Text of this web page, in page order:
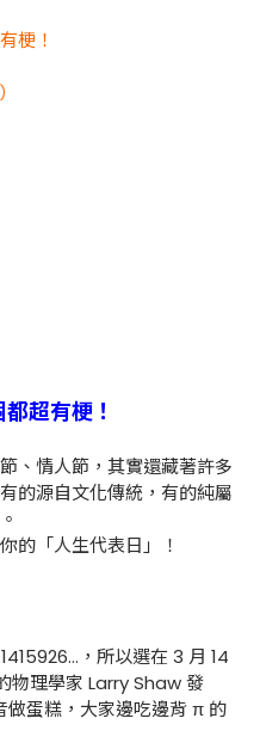
梗！
超有梗！
、情人節，其實還藏著許多
的源自文化傳統，有的純屬
的「人生代表日」！
，所以選在 3 月 14
物理學家 Larry Shaw 發
蛋糕，大家邊吃邊背 π 的